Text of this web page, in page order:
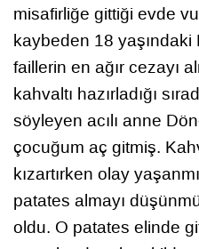
misafirliğe gittiği evde
kaybeden 18 yaşındaki
faillerin en ağır cezayı
kahvaltı hazırladığı
söyleyen acılı anne
çocuğum aç gitmiş.
kızartırken olay
patates almayı
oldu. O patates elinde